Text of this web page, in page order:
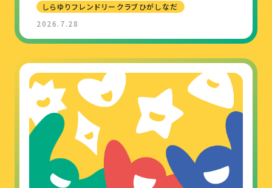
しらゆりフレンドリークラブひがしなだ
2026.7.28